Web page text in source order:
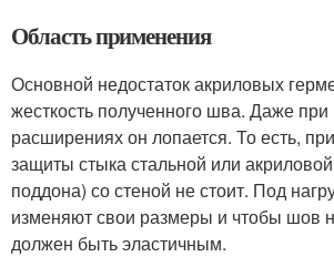
Область применения
Основной недостаток акриловых
жесткость полученного шва. Даже
расширениях он лопается. То есть,
защиты стыка стальной или
поддона) со стеной не стоит. Под
изменяют свои размеры и чтобы шов
должен быть эластичным.